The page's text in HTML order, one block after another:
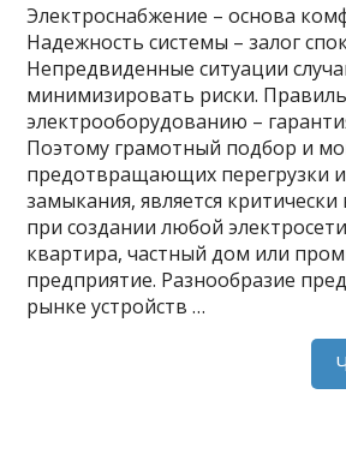
Электроснабжение – основа
Надежность системы – залог
Непредвиденные ситуации
минимизировать риски.
электрооборудованию –
Поэтому грамотный подбор и
предотвращающих перегрузки
замыкания, является
при создании любой
квартира, частный дом или
предприятие. Разнообразие
рынке устройств …